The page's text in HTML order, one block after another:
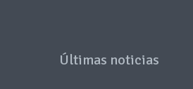
Últimas noticias